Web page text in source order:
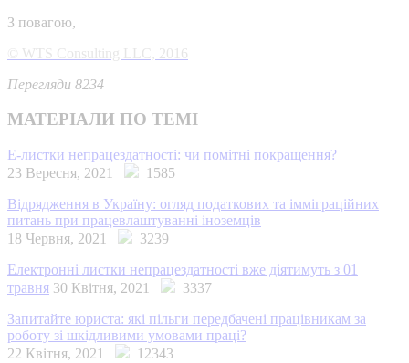
З повагою,
© WTS Consulting LLC, 2016
Перегляди 8234
МАТЕРІАЛИ ПО ТЕМІ
Е-листки непрацездатності: чи помітні покращення?
23 Вересня, 2021
1585
Відрядження в Україну: огляд податкових та імміграційних
питань при працевлаштуванні іноземців
18 Червня, 2021
3239
Електронні листки непрацездатності вже діятимуть з 01
травня 30 Квітня, 2021
3337
Запитайте юриста: які пільги передбачені працівникам за
роботу зі шкідливими умовами праці?
22 Квітня, 2021
12343